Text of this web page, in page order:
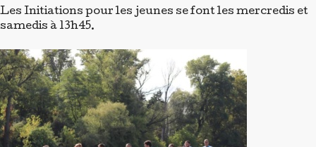
Défi À 8+ 2025
juillet 21, 2025
Le défi en 8 reprend sa date originelle alors réservez
dès maintenant votre5 octobre 2025pour notre
nouvelle édition du Défi en 8+. Que vous soyez une
entreprise, une institution, une association ou un